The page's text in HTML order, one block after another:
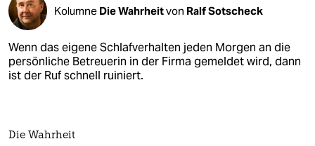
Kolumne Die Wahrheitvon Ralf Sotscheck
Wenn das eigene Schlafverhalten jeden Morgen an die
persönliche Betreuerin in der Firma gemeldet wird, dann
ist der Ruf schnell ruiniert.
Die Wahrheit